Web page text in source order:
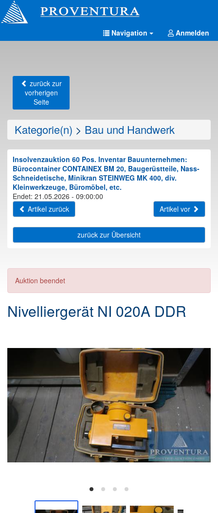
Navigation Anmelden
zurück zur
vorherigen
Seite
Kategorie(n) > Bau und Handwerk
Insolvenzauktion 60 Pos. Inventar Bauunternehmen:
Bürocontainer CONTAINEX BM 20, Baugerüstteile, Nass-
Schneidetische, Minikran STEINWEG MK 400, div.
Kleinwerkzeuge, Büromöbel, etc.
Endet: 21.05.2026 - 09:00:00
Artikel zurück
Artikel vor
zurück zur Übersicht
Auktion beendet
Nivelliergerät NI 020A DDR